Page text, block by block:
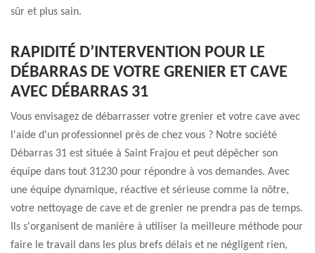
sûr et plus sain.
RAPIDITÉ D’INTERVENTION POUR LE
DÉBARRAS DE VOTRE GRENIER ET CAVE
AVEC DÉBARRAS 31
Vous envisagez de débarrasser votre grenier et votre cave avec
l'aide d'un professionnel près de chez vous ? Notre société
Débarras 31 est située à Saint Frajou et peut dépêcher son
équipe dans tout 31230 pour répondre à vos demandes. Avec
une équipe dynamique, réactive et sérieuse comme la nôtre,
votre nettoyage de cave et de grenier ne prendra pas de temps.
Ils s'organisent de manière à utiliser la meilleure méthode pour
faire le travail dans les plus brefs délais et ne négligent rien,